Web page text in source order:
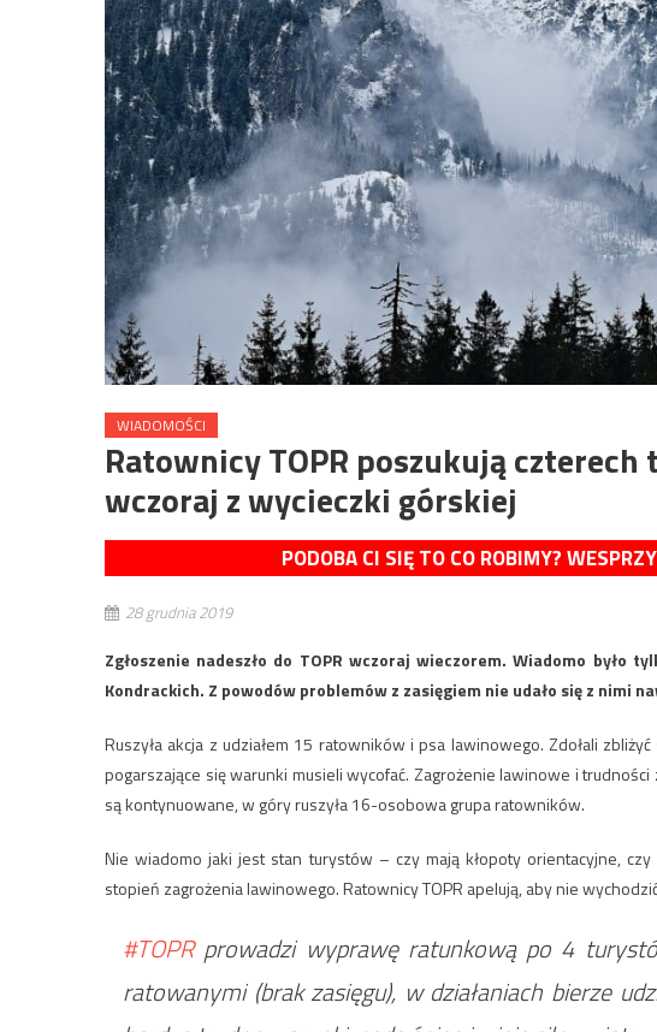
WIADOMOŚCI
Ratownicy TOPR poszukują
wczoraj z wycieczki górskiej
PODOBA CI SIĘ TO CO ROBIMY?
28 grudnia 2019
Zgłoszenie nadeszło do TOPR wczoraj wieczorem. Wiadomo było
Kondrackich. Z powodów problemów z zasięgiem nie udało się z nimi
Ruszyła akcja z udziałem 15 ratowników i psa lawinowego. Zdołali
pogarszające się warunki musieli wycofać. Zagrożenie lawinowe i
są kontynuowane, w góry ruszyła 16-osobowa grupa ratowników.
Nie wiadomo jaki jest stan turystów – czy mają kłopoty orientacyjne,
stopień zagrożenia lawinowego. Ratownicy TOPR apelują, aby nie
#TOPRprowadzi wyprawę ratunkową po 4
ratowanymi (brak zasięgu), w działaniach bierze